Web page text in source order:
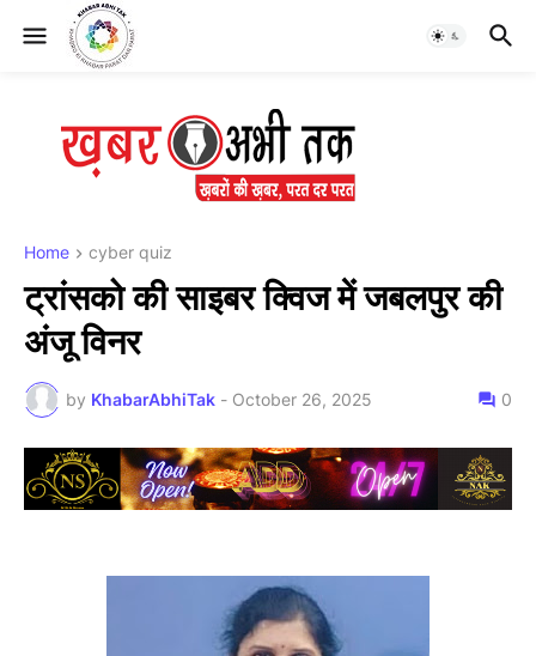
Home cyber quiz
ट्रांसको की साइबर क्विज में जबलपुर की
अंजू विनर
by KhabarAbhiTak - October 26, 2025 0